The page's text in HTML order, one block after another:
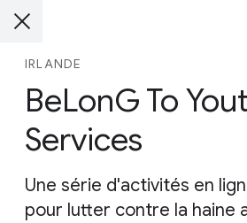
IRLANDE
BeLonG To
Services
Une série d'activités en
pour lutter contre la haine